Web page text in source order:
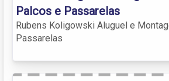
Palcos e Passarelas
Rubens Koligowski Aluguel e
Passarelas